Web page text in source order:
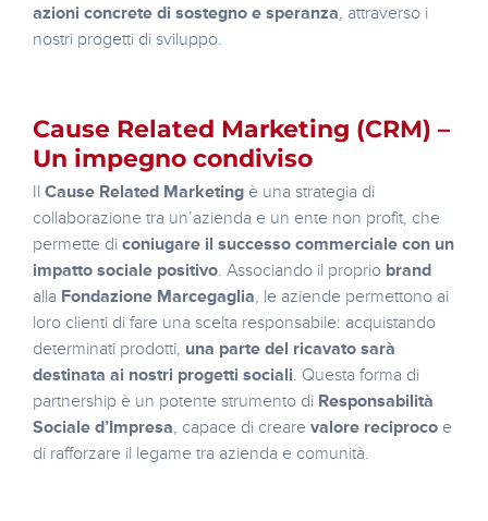
azioni concrete di sostegno e speranza, attraverso i
nostri progetti di sviluppo.
Cause Related Marketing (CRM) –
Un impegno condiviso
Il Cause Related Marketing è una strategia di
collaborazione tra un’azienda e un ente non profit, che
permette di coniugare il successo commerciale con un
impatto sociale positivo. Associando il proprio brand
alla Fondazione Marcegaglia, le aziende permettono ai
loro clienti di fare una scelta responsabile: acquistando
determinati prodotti, una parte del ricavato sarà
destinata ai nostri progetti sociali. Questa forma di
partnership è un potente strumento di Responsabilità
Sociale d’Impresa, capace di creare valore reciproco e
di rafforzare il legame tra azienda e comunità.